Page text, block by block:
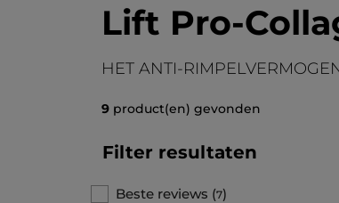
Lift Pro-
HET ANTI-
9 product(en) gevonden
Filter resultaten
Beste reviews (7)